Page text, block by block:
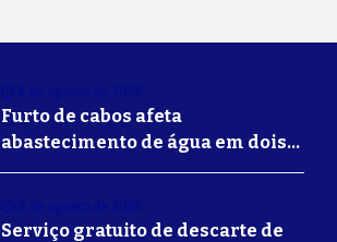
Furto de cabos afeta
abastecimento de água em dois
bairros de Volta Redonda
Serviço gratuito de descarte de